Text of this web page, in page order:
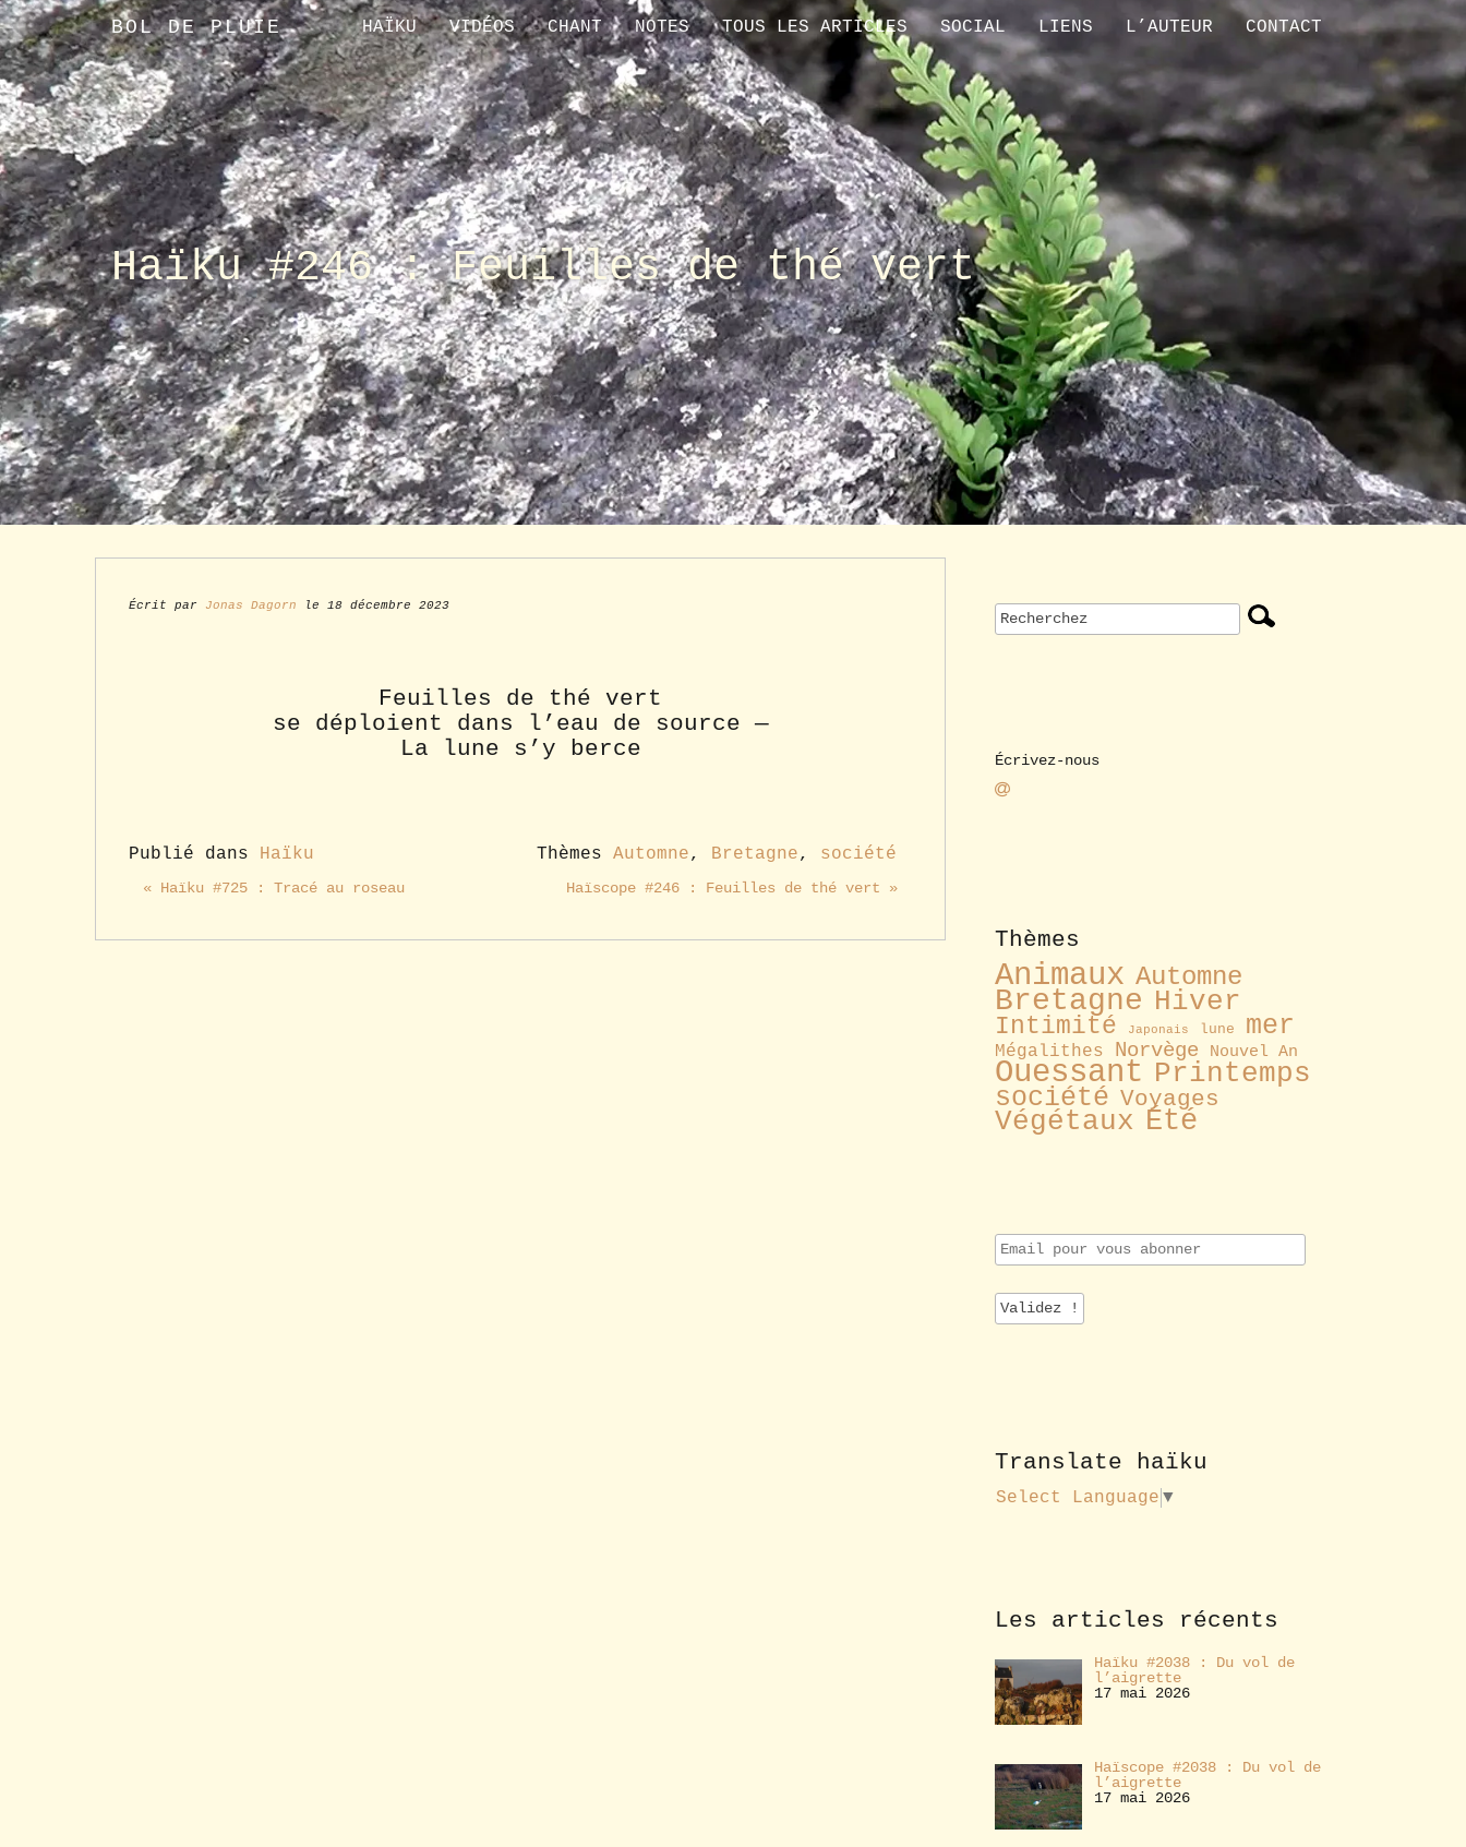
BOL DE PLUIE HAÏKU VIDÉOS CHANT NOTES TOUS LES ARTICLES SOCIAL LIENS L’AUTEUR CONTACT
Haïku #246 : Feuilles de thé vert
Écrit par Jonas Dagorn le 18 décembre 2023
Feuilles de thé vert
se déploient dans l’eau de source —
La lune s’y berce
Publié dans Haïku Thèmes Automne, Bretagne, société
« Haïku #725 : Tracé au roseau Haïscope #246 : Feuilles de thé vert »
Écrivez-nous
Thèmes
Animaux Automne
Bretagne Hiver
Intimité Japonais lune mer
Mégalithes Norvège Nouvel An
Ouessant Printemps
société Voyages
Végétaux Été
E
m
i
l
o
u
s
e
Translate haïku
Select Language ▼
Les articles récents
Haïku #2038 : Du vol de
l’aigrette
17 mai 2026
Haïscope #2038 : Du vol de
l’aigrette
17 mai 2026